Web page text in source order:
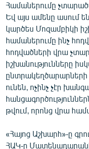
Համաներումը
Եվ այս ամենը ասում
կարծես Մոզամբիկի
համաներումը ինչ
հոդվածների վրա
իշխանությունները
ընտրակեղծարարների
ունեն, ոչինչ չէր
թվում, որոնց վրա
«Հայոց Աշխարհ»-ը
ՀԱԿ-ը